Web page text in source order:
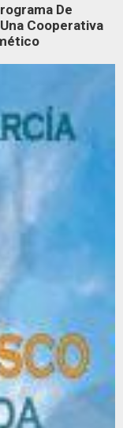
De
Cooperativa